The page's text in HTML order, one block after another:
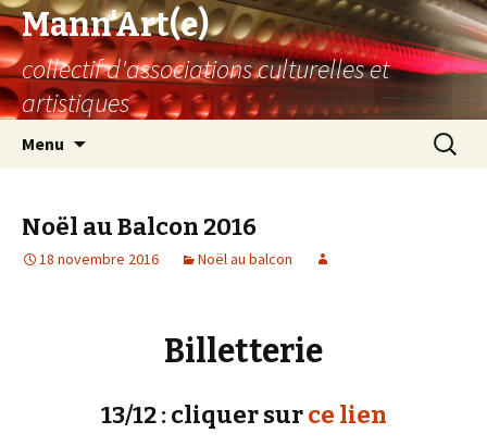
Mann'Art(e)
collectif d'associations culturelles et
artistiques
Menu
Noël au Balcon 2016
18 novembre 2016 Noël au balcon
Billetterie
13/12 : cliquer surce lien